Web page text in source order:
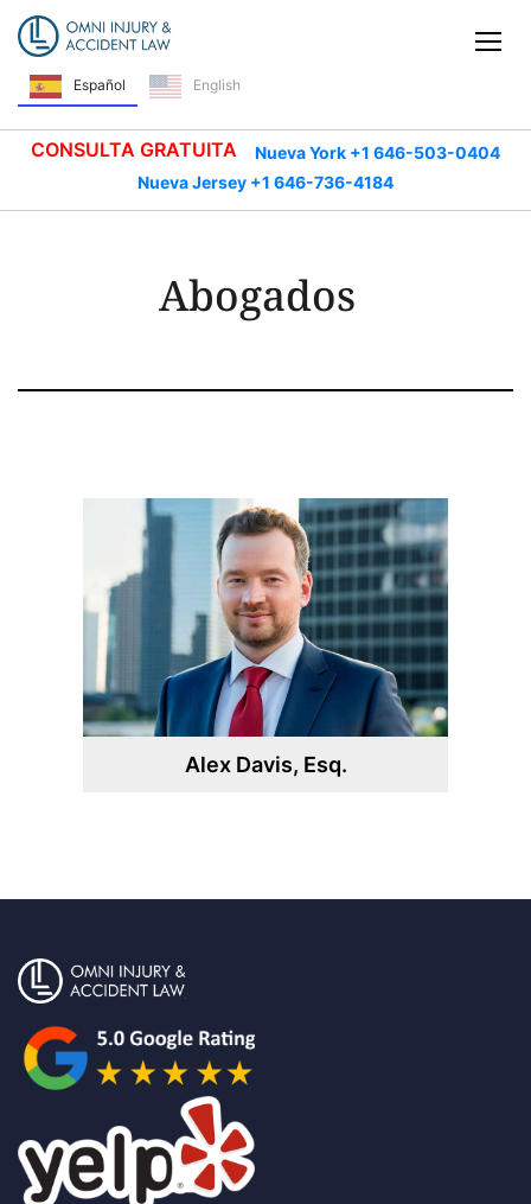
Saltar navegación
Español English
CONSULTA GRATUITA
Nueva York +1 646-503-0404
Nueva Jersey +1 646-736-4184
Abogados
Alex Davis, Esq.